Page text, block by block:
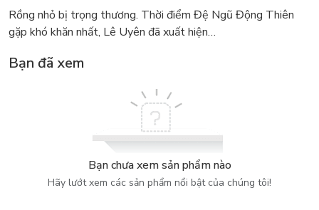
Rồng nhỏ bị trọng thương. Thời điểm Đệ Ngũ Động Thiên
gặp khó khăn nhất, Lê Uyên đã xuất hiện…
Bạn đã xem
Bạn chưa xem sản phẩm nào
Hãy lướt xem các sản phẩm nổi bật của chúng tôi!